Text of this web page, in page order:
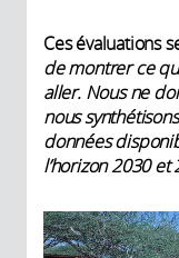
Ces évaluations
de montrer ce
aller. Nous ne
nous
données
l’horizon 2030 et